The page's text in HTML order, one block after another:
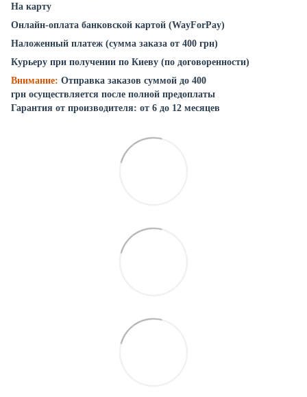
На карту
Онлайн-оплата банковской картой (WayForPay)
Наложенный платеж (сумма заказа от 400 грн)
Курьеру при получении по Киеву (по договоренности)
Внимание: Отправка заказов суммой до 400
грн осуществляется после полной предоплаты
Гарантия от производителя: от 6 до 12 месяцев